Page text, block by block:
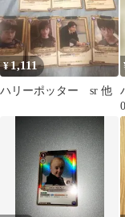
¥1,111
ハリーポッター sr 他